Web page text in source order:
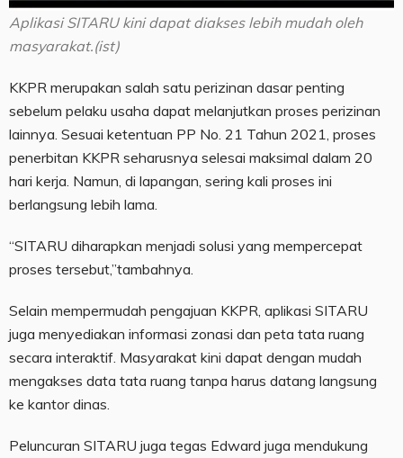
Aplikasi SITARU kini dapat diakses lebih mudah oleh
masyarakat.(ist)
KKPR merupakan salah satu perizinan dasar penting
sebelum pelaku usaha dapat melanjutkan proses perizinan
lainnya. Sesuai ketentuan PP No. 21 Tahun 2021, proses
penerbitan KKPR seharusnya selesai maksimal dalam 20
hari kerja. Namun, di lapangan, sering kali proses ini
berlangsung lebih lama.
“SITARU diharapkan menjadi solusi yang mempercepat
proses tersebut,”tambahnya.
Selain mempermudah pengajuan KKPR, aplikasi SITARU
juga menyediakan informasi zonasi dan peta tata ruang
secara interaktif. Masyarakat kini dapat dengan mudah
mengakses data tata ruang tanpa harus datang langsung
ke kantor dinas.
Peluncuran SITARU juga tegas Edward juga mendukung